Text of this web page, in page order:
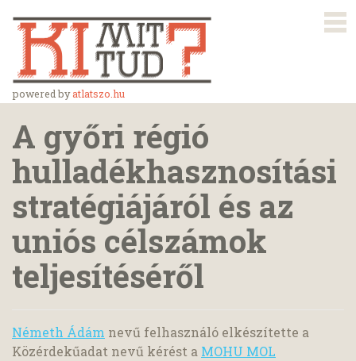
powered byatlatszo.hu
A győri régió
hulladékhasznosítási
stratégiájáról és az
uniós célszámok
teljesítéséről
Németh Ádám nevű felhasználó elkészítette a
Közérdekűadat nevű kérést a MOHU MOL